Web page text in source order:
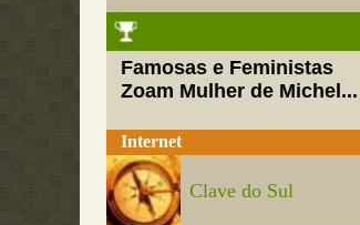
Famosas e Feministas
Zoam Mulher de Michel...
Internet
Clave do Sul